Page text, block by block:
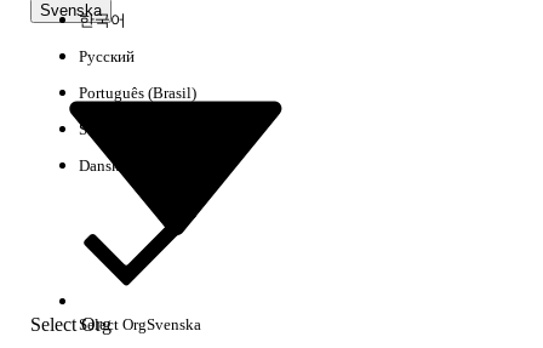
Här är några söktips
Kontrollera stavningen av dina nyckelord.
Svenska
Select Org
한국어
Русский
Português (Brasil)
Suomi
Dansk
Select OrgSvenska